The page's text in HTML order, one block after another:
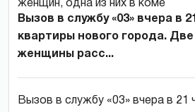
Вызов в службу «03» вчера в
квартиры нового города.
женщины расс...
Вызов в службу «03» вчера в 21